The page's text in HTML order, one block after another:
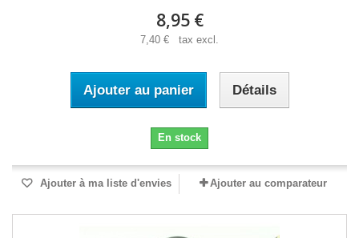
8,95 €
7,40 € tax excl.
Ajouter au panier Détails
En stock
Ajouter à ma liste d'envies Ajouter au comparateur